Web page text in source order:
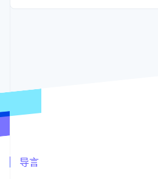
非营利组织
导言